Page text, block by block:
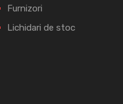
Furnizori
Lichidari de stoc